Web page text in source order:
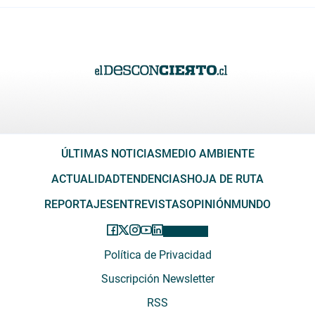
ÚLTIMAS NOTICIASMEDIO AMBIENTE
ACTUALIDADTENDENCIASHOJA DE RUTA
REPORTAJESENTREVISTASOPINIÓNMUNDO
Política de Privacidad
Suscripción Newsletter
RSS